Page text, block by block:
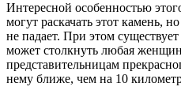
Интересной особенностью
могут раскачать этот камень,
не падает. При этом
может столкнуть любая
представительницам
нему ближе, чем на 10